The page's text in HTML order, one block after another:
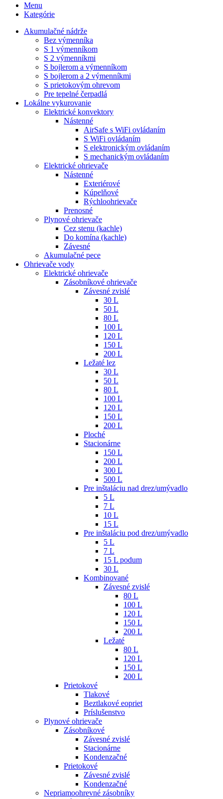
Menu
Kategórie
Akumulačné nádrže
Bez výmenníka
S 1 výmenníkom
S 2 výmenníkmi
S bojlerom a výmenníkom
S bojlerom a 2 výmenníkmi
S prietokovým ohrevom
Pre tepelné čerpadlá
Lokálne vykurovanie
Elektrické konvektory
Nástenné
AirSafe s WiFi ovládaním
S WiFi ovládaním
S elektronickým ovládaním
S mechanickým ovládaním
Elektrické ohrievače
Nástenné
Exteriérové
Kúpelňové
Rýchloohrievače
Prenosné
Plynové ohrievače
Cez stenu (kachle)
Do komína (kachle)
Závesné
Akumulačné pece
Ohrievače vody
Elektrické ohrievače
Zásobníkové ohrievače
Závesné zvislé
30 L
50 L
80 L
100 L
120 L
150 L
200 L
Ležaté lez
30 L
50 L
80 L
100 L
120 L
150 L
200 L
Ploché
Stacionárne
150 L
200 L
300 L
500 L
Pre inštaláciu nad drez/umývadlo
5 L
7 L
10 L
15 L
Pre inštaláciu pod drez/umývadlo
5 L
7 L
15 L podum
30 L
Kombinované
Závesné zvislé
80 L
100 L
120 L
150 L
200 L
Ležaté
80 L
120 L
150 L
200 L
Prietokové
Tlakové
Beztlakové eopriet
Príslušenstvo
Plynové ohrievače
Zásobníkové
Závesné zvislé
Stacionárne
Kondenzačné
Prietokové
Závesné zvislé
Kondenzačné
Nepriamoohrevné zásobníky